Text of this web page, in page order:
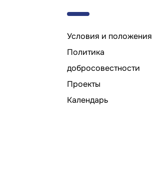
Условия и положения
Политика
добросовестности
Проекты
Календарь